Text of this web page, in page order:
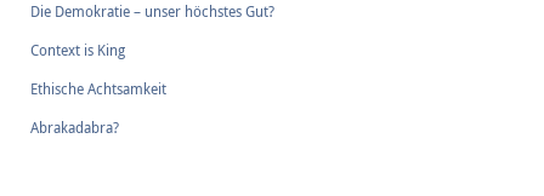
Die Demokratie – unser höchstes Gut?
Context is King
Ethische Achtsamkeit
Abrakadabra?